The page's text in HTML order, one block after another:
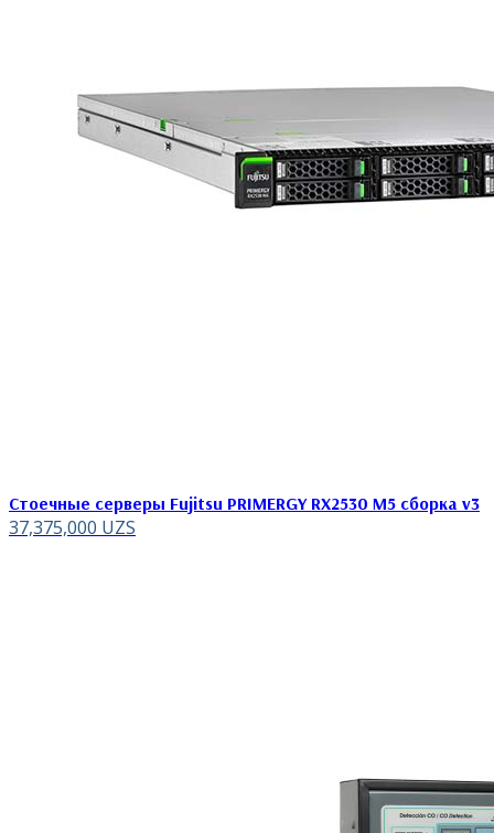
Стоечные серверы Fujitsu PRIMERGY RX2530 M5 сборка v3
37,375,000 UZS